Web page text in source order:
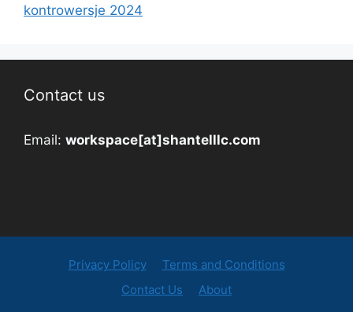
kontrowersje 2024
Contact us
Email: workspace[at]shantelllc.com
Privacy Policy
Terms and Conditions
Contact Us
About